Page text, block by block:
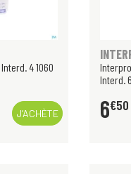
4 1060
J’ACHÈTE
Interd.
6€50